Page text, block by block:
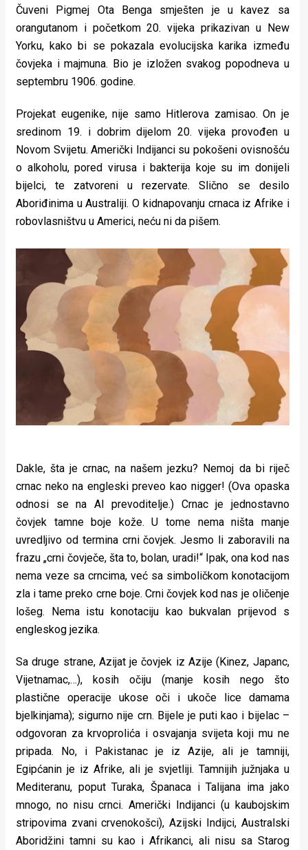
Čuveni Pigmej Ota Benga smješten je u kavez sa
orangutanom i početkom 20. vijeka prikazivan u New
Yorku, kako bi se pokazala evolucijska karika između
čovjeka i majmuna. Bio je izložen svakog popodneva u
septembru 1906. godine.
Projekat eugenike, nije samo Hitlerova zamisao. On je
sredinom 19. i dobrim dijelom 20. vijeka provođen u
Novom Svijetu. Američki Indijanci su pokošeni ovisnošću
o alkoholu, pored virusa i bakterija koje su im donijeli
bijelci, te zatvoreni u rezervate. Slično se desilo
Aboriđinima u Australiji. O kidnapovanju crnaca iz Afrike i
robovlasništvu u Americi, neću ni da pišem.
Dakle, šta je crnac, na našem jezku? Nemoj da bi riječ
crnac neko na engleski preveo kao nigger! (Ova opaska
odnosi se na AI prevoditelje.) Crnac je jednostavno
čovjek tamne boje kože. U tome nema ništa manje
uvredljivo od termina crni čovjek. Jesmo li zaboravili na
frazu „crni čovječe, šta to, bolan, uradi!“ Ipak, ona kod nas
nema veze sa crncima, već sa simboličkom konotacijom
zla i tame preko crne boje. Crni čovjek kod nas je oličenje
lošeg. Nema istu konotaciju kao bukvalan prijevod s
engleskog jezika.
Sa druge strane, Azijat je čovjek iz Azije (Kinez, Japanc,
Vijetnamac,…), kosih očiju (manje kosih nego što
plastične operacije ukose oči i ukoče lice damama
bjelkinjama); sigurno nije crn. Bijele je puti kao i bijelac –
odgovoran za krvoprolića i osvajanja svijeta koji mu ne
pripada. No, i Pakistanac je iz Azije, ali je tamniji,
Egipćanin je iz Afrike, ali je svjetliji. Tamnijih južnjaka u
Mediteranu, poput Turaka, Španaca i Talijana ima jako
mnogo, no nisu crnci. Američki Indijanci (u kaubojskim
stripovima zvani crvenokošci), Azijski Indijci, Australski
Aboridžini tamni su kao i Afrikanci, ali nisu sa Starog